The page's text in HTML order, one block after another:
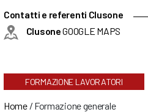
Contatti e referenti Clusone
ClusoneGOOGLE MAPS
FORMAZIONE LAVORATORI
Home/ Formazione generale